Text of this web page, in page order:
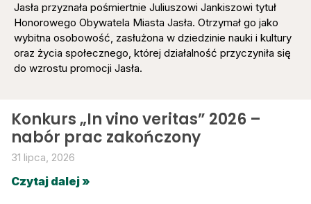
Jasła przyznała pośmiertnie Juliuszowi Jankiszowi tytuł
Honorowego Obywatela Miasta Jasła. Otrzymał go jako
wybitna osobowość, zasłużona w dziedzinie nauki i kultury
oraz życia społecznego, której działalność przyczyniła się
do wzrostu promocji Jasła.
Konkurs „In vino veritas” 2026 –
nabór prac zakończony
31 lipca, 2026
Czytaj dalej »